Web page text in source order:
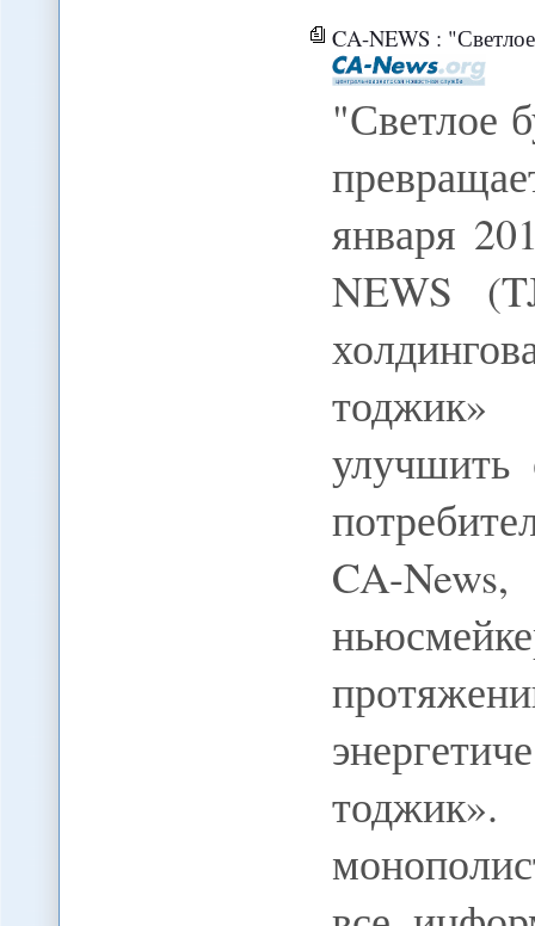
CA-NEWS : "Светлое
"Светлое
января
NEWS
улучшить
CA-